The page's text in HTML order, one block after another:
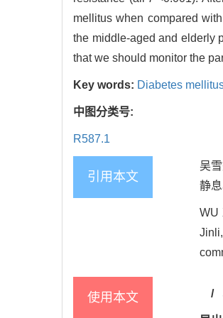
mellitus when compared
the middle-aged and elderly
that we should monitor the
Key words: Diabetes
中图分类号:
R587.1
引用本文
吴
静
WU
使用本文 /